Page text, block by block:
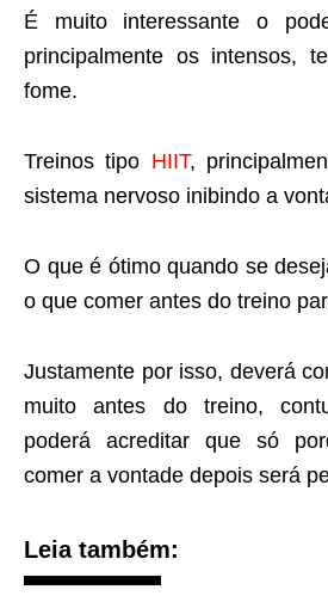
É muito interessante o
principalmente os intensos,
fome.
Treinos tipo HIIT,
sistema nervoso inibindo a
O que é ótimo quando se
o que comer antes do treino
Justamente por isso, deverá
muito antes do treino,
poderá acreditar que só
comer a vontade depois será
Leia também: